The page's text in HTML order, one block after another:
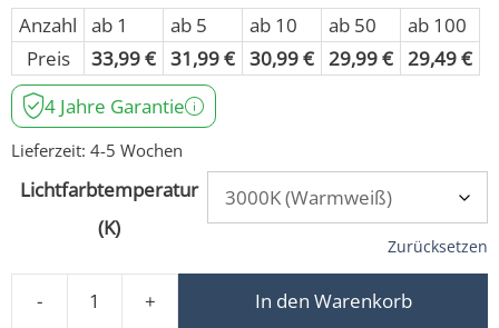
Anzahl ab 1 ab 5 ab 10 ab 50
ab 100
Preis
33,99€ 31,99€ 30,99€ 29,99€ 29,49€
4 Jahre Garantie
Lieferzeit: 4-5 Wochen
Lichtfarbtemperatur
(K)
Zurücksetzen
-
LED-Einbaustrahler extra flach 25mm 230V
+ In den Warenkorb